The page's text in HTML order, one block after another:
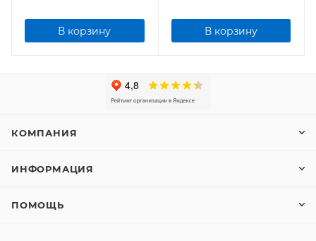
В корзину В корзину
КОМПАНИЯ
ИНФОРМАЦИЯ
ПОМОЩЬ